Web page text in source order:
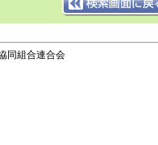
同組合連合会